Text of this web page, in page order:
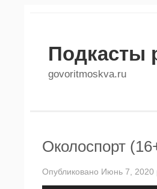
Подкасты
govoritmoskva.ru
Околоспорт
Опубликовано Июнь 7, 2020